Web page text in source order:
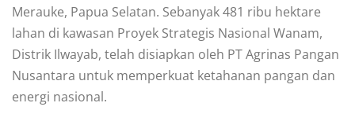
Merauke, Papua Selatan. Sebanyak 481 ribu hektare
lahan di kawasan Proyek Strategis Nasional Wanam,
Distrik Ilwayab, telah disiapkan oleh PT Agrinas Pangan
Nusantara untuk memperkuat ketahanan pangan dan
energi nasional.